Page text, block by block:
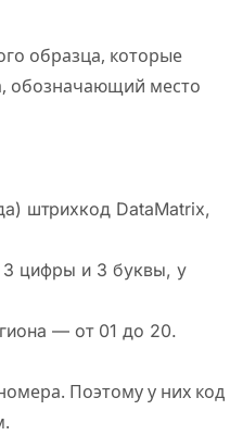
образца, которые
обозначающий место
штрихкод DataMatrix,
3 цифры и 3 буквы, у
— от 01 до 20.
Поэтому у них код